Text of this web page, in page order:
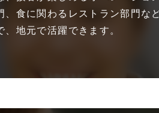
、食に関わるレストラン部門な
、地元で活躍できます。